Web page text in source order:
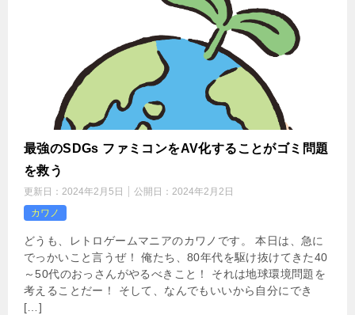
最強のSDGs ファミコンをAV化することがゴミ問題
を救う
更新日： 2024年2月5日 公開日： 2024年2月2日
カワノ
どうも、レトロゲームマニアのカワノです。 本日は、急に
でっかいこと言うぜ！ 俺たち、80年代を駆け抜けてきた40
～50代のおっさんがやるべきこと！ それは地球環境問題を
考えることだー！ そして、なんでもいいから自分にでき
[…]